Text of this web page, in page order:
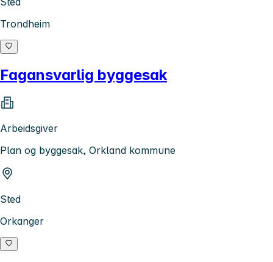
Trondheim
Fagansvarlig byggesak
Arbeidsgiver
Plan og byggesak, Orkland kommune
Sted
Orkanger